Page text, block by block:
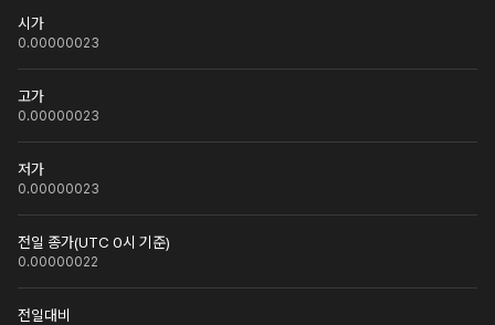
시가
0.00000023
고가
0.00000023
저가
0.00000023
전일 종가(UTC 0시 기준)
0.00000022
전일대비